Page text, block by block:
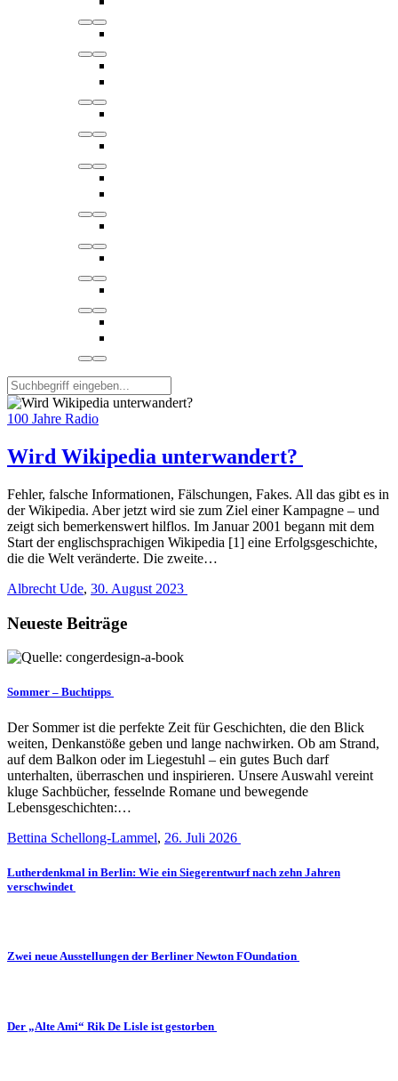
100 Jahre Radio
Wird Wikipedia unterwandert?
Fehler, falsche Informationen, Fälschungen, Fakes. All das gibt es in
der Wikipedia. Aber jetzt wird sie zum Ziel einer Kampagne – und
zeigt sich bemerkenswert hilflos. Im Januar 2001 begann mit dem
Start der englischsprachigen Wikipedia [1] eine Erfolgsgeschichte,
die die Welt veränderte. Die zweite…
Albrecht Ude, 30. August 2023
Neueste Beiträge
Sommer – Buchtipps
Der Sommer ist die perfekte Zeit für Geschichten, die den Blick
weiten, Denkanstöße geben und lange nachwirken. Ob am Strand,
auf dem Balkon oder im Liegestuhl – ein gutes Buch darf
unterhalten, überraschen und inspirieren. Unsere Auswahl vereint
kluge Sachbücher, fesselnde Romane und bewegende
Lebensgeschichten:…
Bettina Schellong-Lammel, 26. Juli 2026
Lutherdenkmal in Berlin: Wie ein Siegerentwurf nach zehn Jahren
verschwindet
Zwei neue Ausstellungen der Berliner Newton FOundation
Der „Alte Ami“ Rik De Lisle ist gestorben